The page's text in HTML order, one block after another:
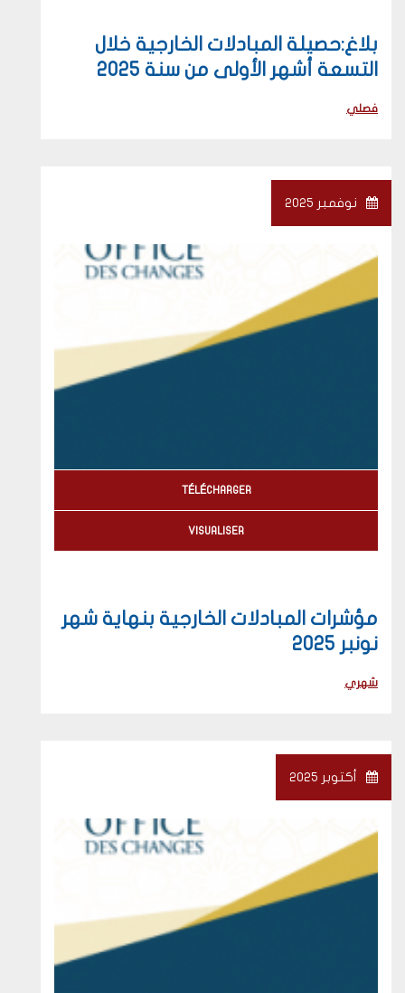
بلاغ:حصيلة المبادلات الخارجية خلال
التسعة أشهر الأولى من سنة 2025
فصلي
نوفمبر 2025
TÉLÉCHARGER
VISUALISER
مؤشرات المبادلات الخارجية بنهاية شهر
نونبر 2025
شهري
أكتوبر 2025